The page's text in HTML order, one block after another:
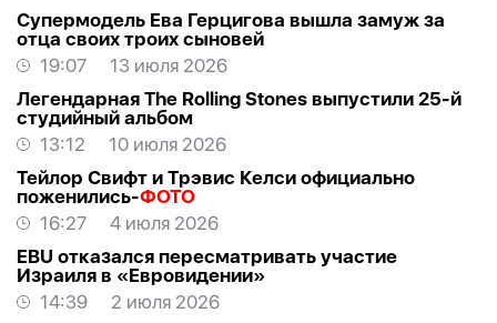
Супермодель Ева Герцигова вышла замуж за
отца своих троих сыновей
19:07
13 июля 2026
Легендарная The Rolling Stones выпустили 25-й
студийный альбом
13:12
10 июля 2026
Тейлор Свифт и Трэвис Келси официально
поженились-ФОТО
16:27
4 июля 2026
EBU отказался пересматривать участие
Израиля в «Евровидении»
14:39
2 июля 2026